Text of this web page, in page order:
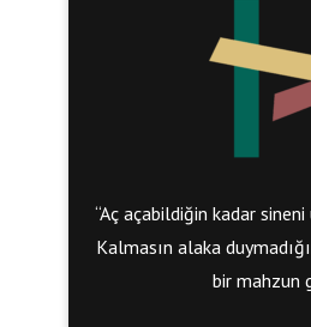
“Aç açabildiğin kadar
Kalmasın alaka
bir mahzun